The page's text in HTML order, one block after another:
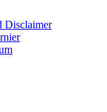
Disclaimer